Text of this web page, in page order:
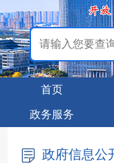
首页
政务服务
政府信息公